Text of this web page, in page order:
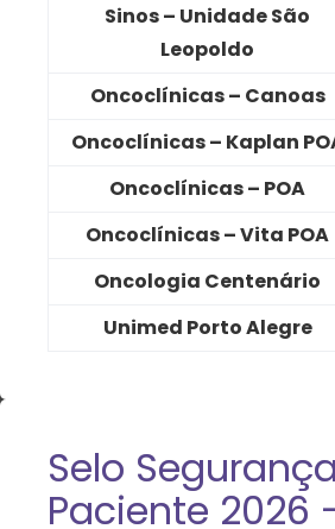
Sinos – Unidade São
Leopoldo
Oncoclínicas – Canoas
Oncoclínicas – Kaplan
Oncoclínicas – POA
Oncoclínicas – Vita POA
Oncologia Centenário
Unimed Porto Alegre
Selo
Paciente 2026